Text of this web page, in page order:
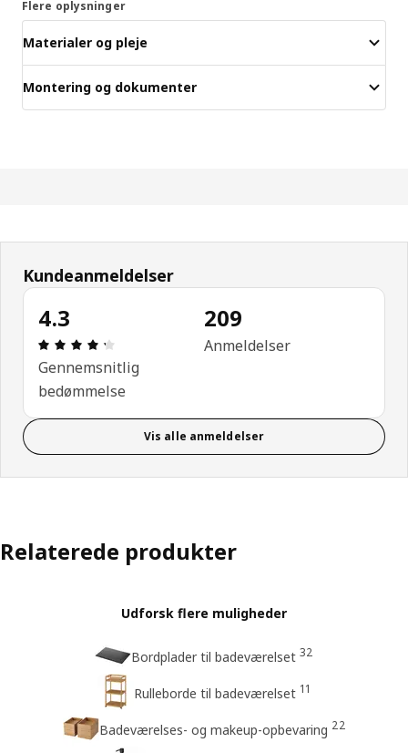
Flere oplysninger
Materialer og pleje
Montering og dokumenter
Kundeanmeldelser
4.3
Anmeldelse: 4.3 Ud af 5 Stjerner. Anmeldelser i
Gennemsnitlig
bedømmelse
209
Anmeldelser
Vis alle anmeldelser
Relaterede produkter
Udforsk flere muligheder
Bordplader til badeværelset 32
Rulleborde til badeværelset 11
Badeværelses- og makeup-opbevaring 22